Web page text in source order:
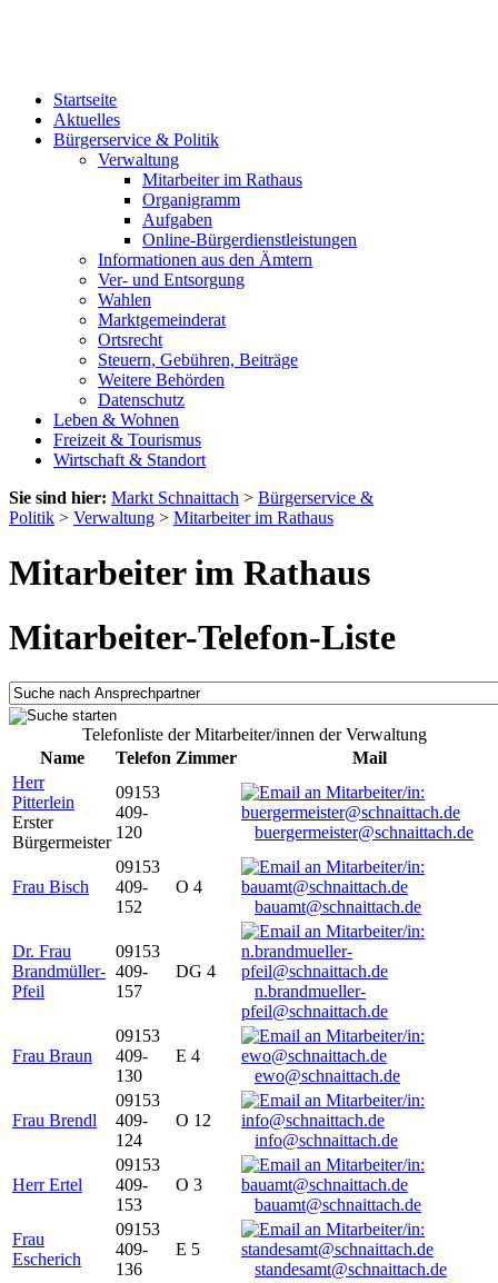
Startseite
Aktuelles
Bürgerservice & Politik
Verwaltung
Mitarbeiter im Rathaus
Organigramm
Aufgaben
Online-Bürgerdienstleistungen
Informationen aus den Ämtern
Ver- und Entsorgung
Wahlen
Marktgemeinderat
Ortsrecht
Steuern, Gebühren, Beiträge
Weitere Behörden
Datenschutz
Leben & Wohnen
Freizeit & Tourismus
Wirtschaft & Standort
Sie sind hier: Markt Schnaittach > Bürgerservice &
Politik > Verwaltung > Mitarbeiter im Rathaus
Mitarbeiter im Rathaus
Mitarbeiter-Telefon-Liste
Telefonliste der Mitarbeiter/innen der Verwaltung
Name
Telefon Zimmer
Mail
Herr
Pitterlein
Erster
Bürgermeister
09153
409-
120
buergermeister@schnaittach.de
Frau Bisch
09153
409-
152
O 4
bauamt@schnaittach.de
Dr. Frau
Brandmüller-
Pfeil
09153
409-
157
DG 4
n.brandmueller-
pfeil@schnaittach.de
Frau Braun
09153
409-
130
E 4
ewo@schnaittach.de
Frau Brendl
09153
409-
124
O 12
info@schnaittach.de
Herr Ertel
09153
409-
153
O 3
bauamt@schnaittach.de
Frau
Escherich
09153
409-
136
E 5
standesamt@schnaittach.de